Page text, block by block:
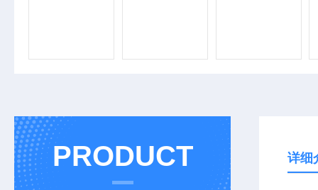
PRODUCT 详细